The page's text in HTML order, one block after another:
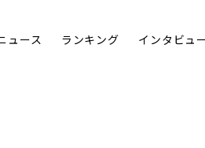
ュース ランキング インタビュ